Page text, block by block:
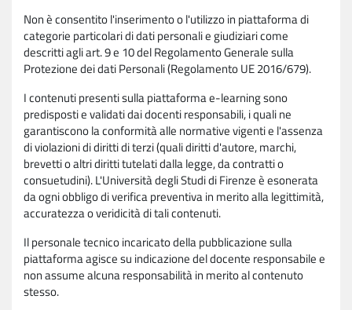
Non è consentito l'inserimento o l'utilizzo in piattaforma di
categorie particolari di dati personali e giudiziari come
descritti agli art. 9 e 10 del Regolamento Generale sulla
Protezione dei dati Personali (Regolamento UE 2016/679).
I contenuti presenti sulla piattaforma e-learning sono
predisposti e validati dai docenti responsabili, i quali ne
garantiscono la conformità alle normative vigenti e l'assenza
di violazioni di diritti di terzi (quali diritti d'autore, marchi,
brevetti o altri diritti tutelati dalla legge, da contratti o
consuetudini). L'Università degli Studi di Firenze è esonerata
da ogni obbligo di verifica preventiva in merito alla legittimità,
accuratezza o veridicità di tali contenuti.
Il personale tecnico incaricato della pubblicazione sulla
piattaforma agisce su indicazione del docente responsabile e
non assume alcuna responsabilità in merito al contenuto
stesso.